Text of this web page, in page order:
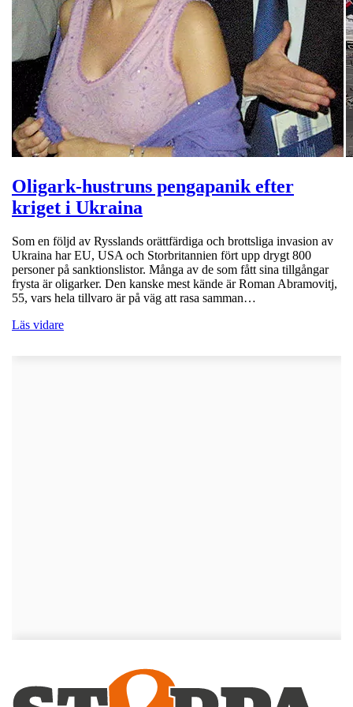
Oligark-hustruns pengapanik efter
kriget i Ukraina
Som en följd av Rysslands orättfärdiga och brottsliga invasion av
Ukraina har EU, USA och Storbritannien fört upp drygt 800
personer på sanktionslistor. Många av de som fått sina tillgångar
frysta är oligarker. Den kanske mest kände är Roman Abramovitj,
55, vars hela tillvaro är på väg att rasa samman…
Läs vidare